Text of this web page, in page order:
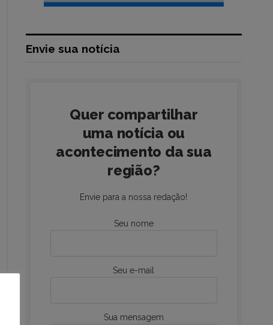
Envie sua notícia
Quer compartilhar
uma notícia ou
acontecimento da sua
região?
Envie para a nossa redação!
Seu nome
Seu e-mail
Sua mensagem